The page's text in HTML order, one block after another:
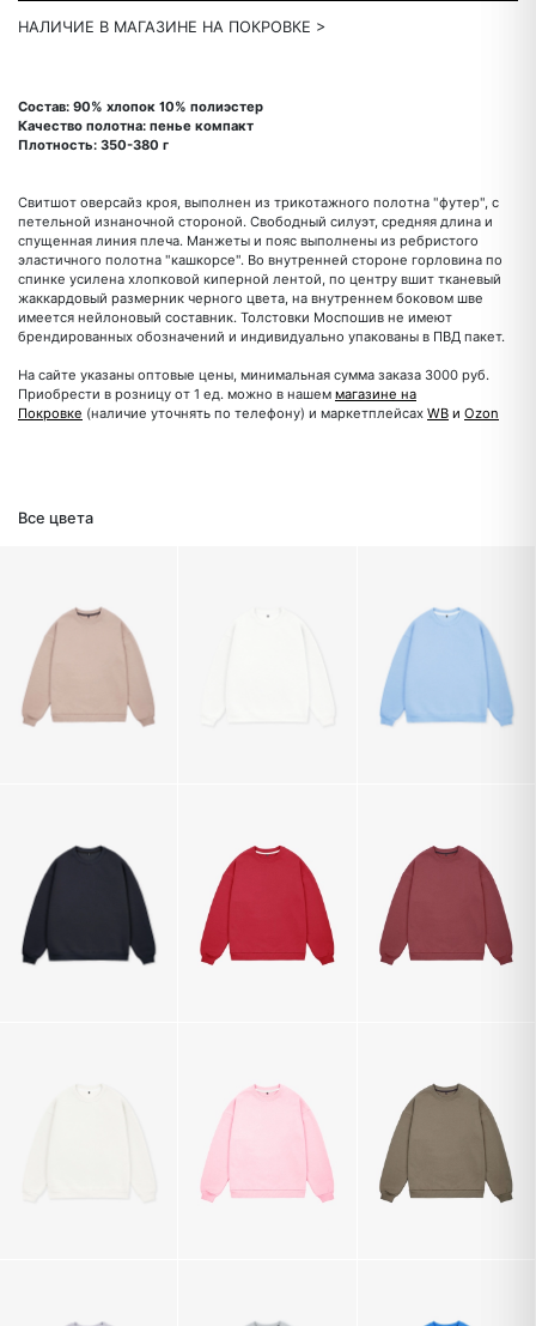
НАЛИЧИЕ В МАГАЗИНЕ НА ПОКРОВКЕ >
Состав: 90% хлопок 10% полиэстер
Качество полотна: пенье компакт
Плотность: 350-380 г
Свитшот оверсайз кроя, выполнен из трикотажного полотна "футер", с
петельной изнаночной стороной. Свободный силуэт, средняя длина и
спущенная линия плеча. Манжеты и пояс выполнены из ребристого
эластичного полотна "кашкорсе". Во внутренней стороне горловина по
спинке усилена хлопковой киперной лентой, по центру вшит тканевый
жаккардовый размерник черного цвета, на внутреннем боковом шве
имеется нейлоновый составник. Толстовки Моспошив не имеют
брендированных обозначений и индивидуально упакованы в ПВД пакет.
На сайте указаны оптовые цены, минимальная сумма заказа 3000 руб.
Приобрести в розницу от 1 ед. можно в нашем магазине на
Покровке (наличие уточнять по телефону) и маркетплейсах WB и Ozon
Все цвета